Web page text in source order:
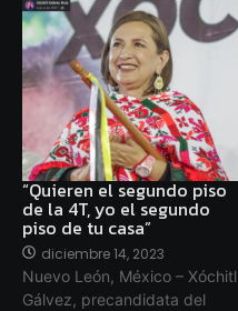
“Quieren el segundo piso
de la 4T, yo el segundo
piso de tu casa”
diciembre 14, 2023
Nuevo León, México – Xóchitl
Gálvez, precandidata del